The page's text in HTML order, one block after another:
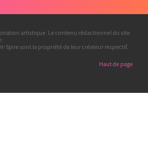
artistique. Le contenu rédactionnel du site
Spire sont la propriété de leur créateur respectif.
Haut de page